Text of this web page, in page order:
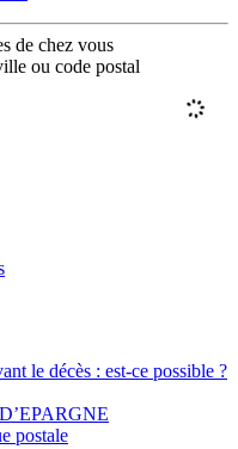
de chez vous
ou code postal
le décès : est-ce possible ?
postale